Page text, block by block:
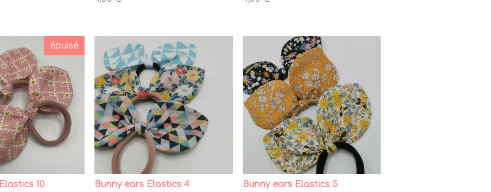
épuisé
10
Bunny ears Elastics 4
Bunny ears Elastics 5